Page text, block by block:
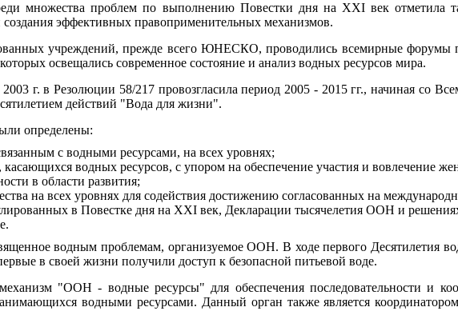
множества проблем по выполнению Повестки дня на XXI век отметила
создания эффективных правоприменительных механизмов.
учреждений, прежде всего ЮНЕСКО, проводились всемирные форумы
освещались современное состояние и анализ водных ресурсов мира.
г. в Резолюции 58/217 провозгласила период 2005 - 2015 гг., начиная со
действий "Вода для жизни".
определены:
с водными ресурсами, на всех уровнях;
водных ресурсов, с упором на обеспечение участия и вовлечение
в области развития;
на всех уровнях для содействия достижению согласованных на
в Повестке дня на XXI век, Декларации тысячелетия ООН и
водным проблемам, организуемое ООН. В ходе первого Десятилетия
в своей жизни получили доступ к безопасной питьевой воде.
"ООН - водные ресурсы" для обеспечения последовательности и
водными ресурсами. Данный орган также является